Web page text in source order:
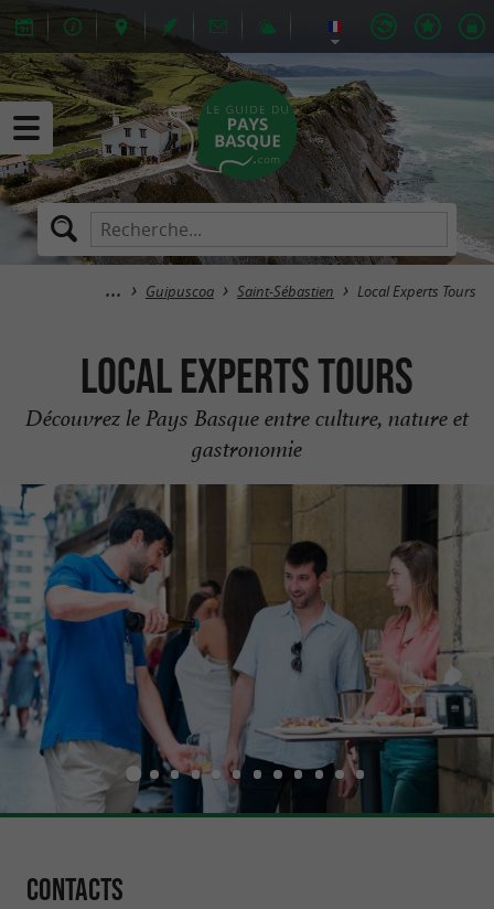
Guipuscoa Saint-Sébastien Local Experts Tours
Local Experts Tours
Découvrez le Pays Basque entre culture, nature et
gastronomie
Contacts